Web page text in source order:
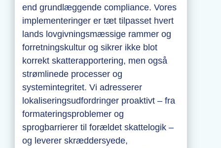
end grundlæggende compliance. Vores
implementeringer er tæt tilpasset hvert
lands lovgivningsmæssige rammer og
forretningskultur og sikrer ikke blot
korrekt skatterapportering, men også
strømlinede processer og
systemintegritet. Vi adresserer
lokaliseringsudfordringer proaktivt – fra
formateringsproblemer og
sprogbarrierer til forældet skattelogik –
og leverer skræddersyede,